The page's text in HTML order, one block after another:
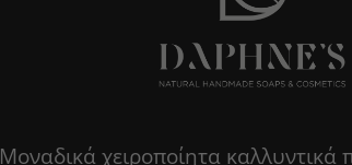
Μοναδικά χειροποίητα καλλυντικά